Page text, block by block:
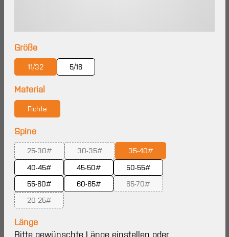
Größeauswählen
11/32 5/16
Materialauswählen
Fichte
Spineauswählen
25-30#
(Diese Option ist zurzeit nicht verfügbar.)
30-35#
(Diese Option ist zurzeit nicht verfügbar.)
35-40#
40-45#
45-50#
50-55#
55-60#
60-65# 65-70#
(Diese Option ist zurzeit nicht
20-25#
(Diese Option ist zurzeit nicht verfügbar.)
Länge
Bitte gewünschte Länge einstellen oder